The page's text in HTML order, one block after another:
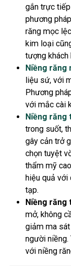
gắn trực
phương
răng mọc
kim loại
tượng khách
Niềng răng
liệu sứ, với
Phương
với mắc cài
Niềng răng
trong suốt,
gây cản trở
chọn tuyệt
thẩm mỹ
hiệu quả với
tạp.
Niềng răng
mở, không
giảm ma
người niềng.
với niềng